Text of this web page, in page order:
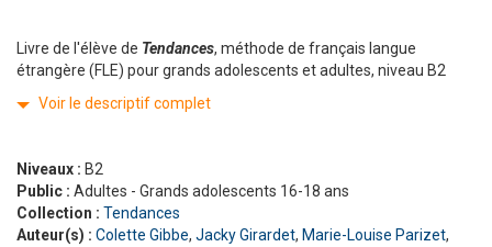
Livre de l'élève de Tendances, méthode de français langue
étrangère (FLE) pour grands adolescents et adultes, niveau B2
Voir le descriptif complet
Niveaux : B2
Public : Adultes - Grands adolescents 16-18 ans
Collection : Tendances
Auteur(s) : Colette Gibbe, Jacky Girardet, Marie-Louise Parizet,